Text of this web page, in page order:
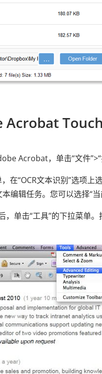
Acrobat
Acrobat，单击“文件
在“OCR文本识别”选项
编辑任务。您可以选择“当
，单击“工具”的下拉菜单